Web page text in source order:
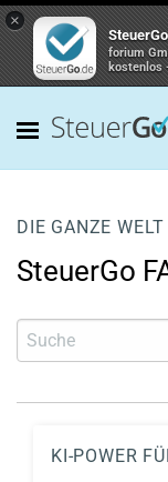
×
forium
kostenlos
DIE GANZE
SteuerGo
KI-POWER